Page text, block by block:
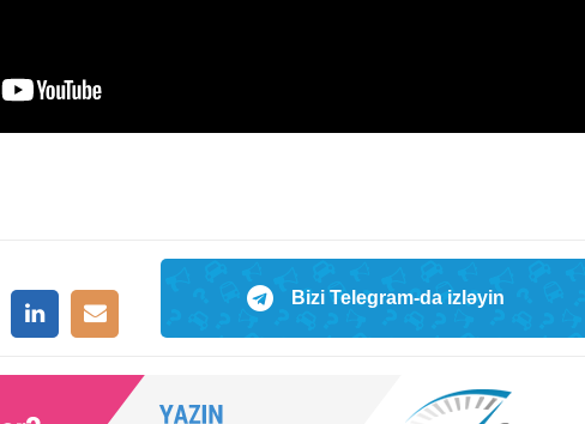
Bizi Telegram-da izləyin